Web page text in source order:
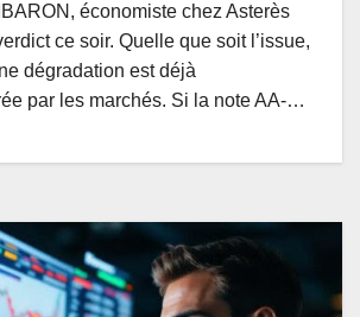
économiste chez Asterès
ce soir. Quelle que soit l’issue,
dégradation est déjà
par les marchés. Si la note AA-…